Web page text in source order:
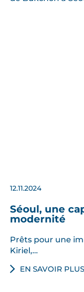
12.11.2024
Séoul, une
modernité
Prêts pour une
Kiriel,…
EN SAVOIR PLUS